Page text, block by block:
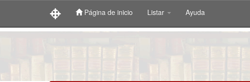
Página de inicio Listar Ayuda